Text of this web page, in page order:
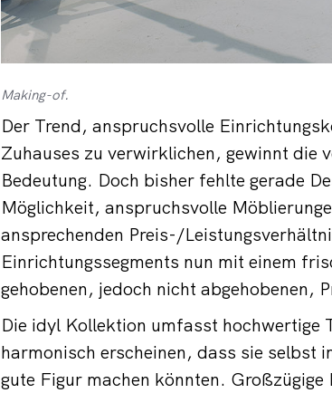
Making-of.
Der Trend, anspruchsvolle
Zuhauses zu verwirklichen, gewinnt die
Bedeutung. Doch bisher fehlte gerade
Möglichkeit, anspruchsvolle
ansprechenden Preis-/
Einrichtungssegments nun mit einem
gehobenen, jedoch nicht abgehobenen,
Die idyl Kollektion umfasst hochwertige
harmonisch erscheinen, dass sie selbst
gute Figur machen könnten.